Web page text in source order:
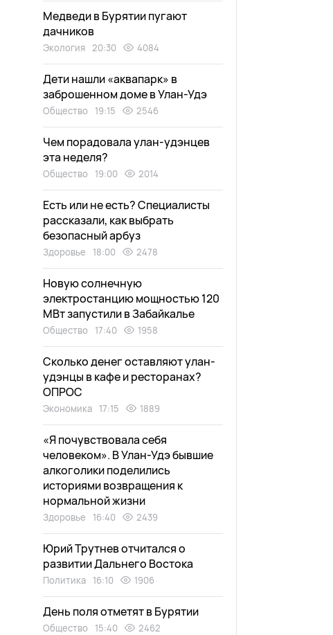
Медведи в Бурятии пугают
дачников
Экология 20:30 4084
Дети нашли «аквапарк» в
заброшенном доме в Улан-Удэ
Общество 19:15 2546
Чем порадовала улан-удэнцев
эта неделя?
Общество 19:00 2014
Есть или не есть? Специалисты
рассказали, как выбрать
безопасный арбуз
Здоровье 18:00 2478
Новую солнечную
электростанцию мощностью 120
МВт запустили в Забайкалье
Общество 17:40 1958
Сколько денег оставляют улан-
удэнцы в кафе и ресторанах?
ОПРОС
Экономика 17:15 1889
«Я почувствовала себя
человеком». В Улан-Удэ бывшие
алкоголики поделились
историями возвращения к
нормальной жизни
Здоровье 16:40 2439
Юрий Трутнев отчитался о
развитии Дальнего Востока
Политика 16:10 1906
День поля отметят в Бурятии
Общество 15:40 2462